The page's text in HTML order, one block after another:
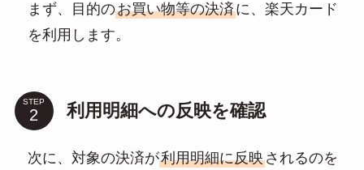
まず、目的のお買い物等の決済に、楽天カード
を利用します。
STEP 利用明細への反映を確認
次に、対象の決済が利用明細に反映されるのを